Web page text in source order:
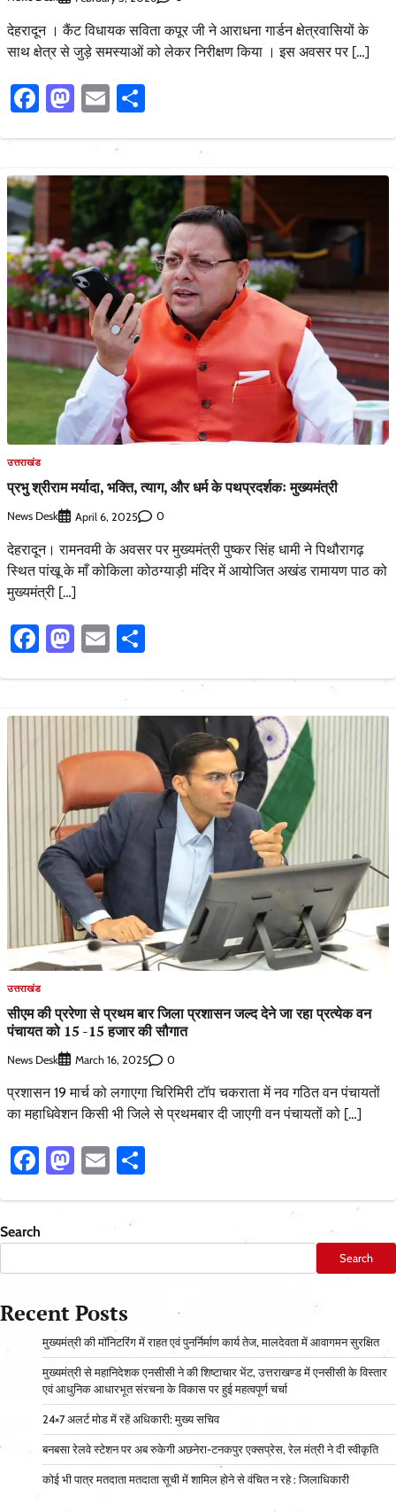
देहरादून । कैंट विधायक सविता कपूर जी ने आराधना गार्डन क्षेत्रवासियों के
साथ क्षेत्र से जुड़े समस्याओं को लेकर निरीक्षण किया । इस अवसर पर […]
Facebook
Mastodon
Email
उत्तराखंड
प्रभु श्रीराम मर्यादा, भक्ति, त्याग, और धर्म के पथप्रदर्शकः मुख्यमंत्री
News Desk April 6, 2025 0
देहरादून। रामनवमी के अवसर पर मुख्यमंत्री पुष्कर सिंह धामी ने पिथौरागढ़
स्थित पांखू के माँ कोकिला कोठग्याड़ी मंदिर में आयोजित अखंड रामायण पाठ को
मुख्यमंत्री […]
Facebook
Mastodon
Email
उत्तराखंड
सीएम की प्ररेणा से प्रथम बार जिला प्रशासन जल्द देने जा रहा प्रत्येक वन
पंचायत को 15 -15 हजार की सौगात
News Desk March 16, 2025 0
प्रशासन 19 मार्च को लगाएगा चिरिमिरी टॉप चकराता में नव गठित वन पंचायतों
का महाधिवेशन किसी भी जिले से प्रथमबार दी जाएगी वन पंचायतों को […]
Facebook
Mastodon
Email
Search
Search
Recent Posts
मुख्यमंत्री की मॉनिटरिंग में राहत एवं पुनर्निर्माण कार्य तेज, मालदेवता में आवागमन सुरक्षित
मुख्यमंत्री से महानिदेशक एनसीसी ने की शिष्टाचार भेंट, उत्तराखण्ड में एनसीसी के विस्तार
एवं आधुनिक आधारभूत संरचना के विकास पर हुई महत्वपूर्ण चर्चा
24×7 अलर्ट मोड में रहें अधिकारी: मुख्य सचिव
बनबसा रेलवे स्टेशन पर अब रुकेगी अछनेरा-टनकपुर एक्सप्रेस, रेल मंत्री ने दी स्वीकृति
कोई भी पात्र मतदाता मतदाता सूची में शामिल होने से वंचित न रहे : जिलाधिकारी